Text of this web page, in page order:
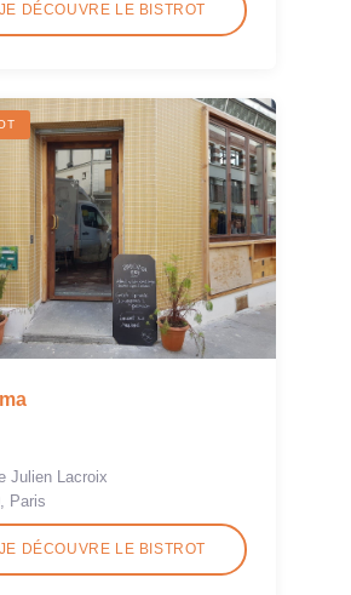
JE DÉCOUVRE LE BISTROT
Julien Lacroix
Paris
JE DÉCOUVRE LE BISTROT